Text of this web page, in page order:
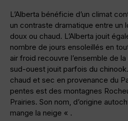
L’Alberta bénéficie d’un climat
un contraste dramatique entre un
doux ou chaud. L’Alberta jouit
nombre de jours ensoleillés en
air froid recouvre l’ensemble de
sud-ouest jouit parfois du
chaud et sec en provenance du
pentes est des montagnes
Prairies. Son nom, d’origine
mange la neige « .